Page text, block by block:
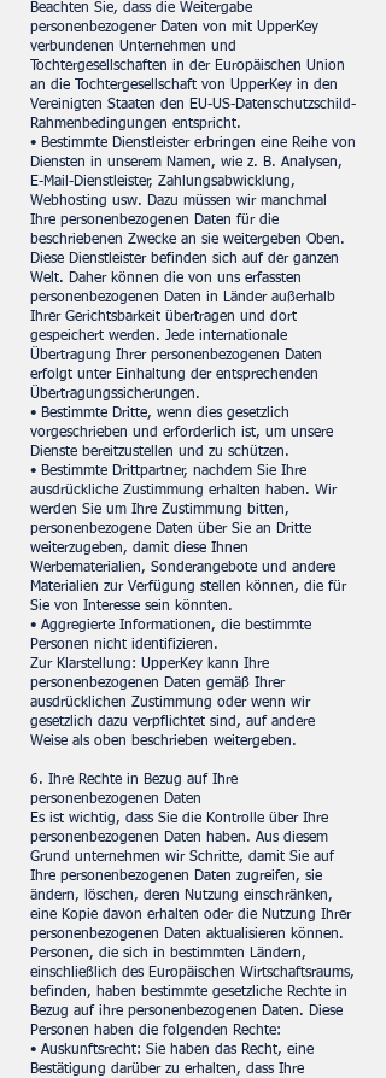
Beachten Sie, dass die Weitergabe
personenbezogener Daten von mit UpperKey
verbundenen Unternehmen und
Tochtergesellschaften in der Europäischen Union
an die Tochtergesellschaft von UpperKey in den
Vereinigten Staaten den EU-US-Datenschutzschild-
Rahmenbedingungen entspricht.
• Bestimmte Dienstleister erbringen eine Reihe von
Diensten in unserem Namen, wie z. B. Analysen,
E-Mail-Dienstleister, Zahlungsabwicklung,
Webhosting usw. Dazu müssen wir manchmal
Ihre personenbezogenen Daten für die
beschriebenen Zwecke an sie weitergeben Oben.
Diese Dienstleister befinden sich auf der ganzen
Welt. Daher können die von uns erfassten
personenbezogenen Daten in Länder außerhalb
Ihrer Gerichtsbarkeit übertragen und dort
gespeichert werden. Jede internationale
Übertragung Ihrer personenbezogenen Daten
erfolgt unter Einhaltung der entsprechenden
Übertragungssicherungen.
• Bestimmte Dritte, wenn dies gesetzlich
vorgeschrieben und erforderlich ist, um unsere
Dienste bereitzustellen und zu schützen.
• Bestimmte Drittpartner, nachdem Sie Ihre
ausdrückliche Zustimmung erhalten haben. Wir
werden Sie um Ihre Zustimmung bitten,
personenbezogene Daten über Sie an Dritte
weiterzugeben, damit diese Ihnen
Werbematerialien, Sonderangebote und andere
Materialien zur Verfügung stellen können, die für
Sie von Interesse sein könnten.
• Aggregierte Informationen, die bestimmte
Personen nicht identifizieren.
Zur Klarstellung: UpperKey kann Ihre
personenbezogenen Daten gemäß Ihrer
ausdrücklichen Zustimmung oder wenn wir
gesetzlich dazu verpflichtet sind, auf andere
Weise als oben beschrieben weitergeben.
6. Ihre Rechte in Bezug auf Ihre
personenbezogenen Daten
Es ist wichtig, dass Sie die Kontrolle über Ihre
personenbezogenen Daten haben. Aus diesem
Grund unternehmen wir Schritte, damit Sie auf
Ihre personenbezogenen Daten zugreifen, sie
ändern, löschen, deren Nutzung einschränken,
eine Kopie davon erhalten oder die Nutzung Ihrer
personenbezogenen Daten aktualisieren können.
Personen, die sich in bestimmten Ländern,
einschließlich des Europäischen Wirtschaftsraums,
befinden, haben bestimmte gesetzliche Rechte in
Bezug auf ihre personenbezogenen Daten. Diese
Personen haben die folgenden Rechte:
• Auskunftsrecht: Sie haben das Recht, eine
Bestätigung darüber zu erhalten, dass Ihre